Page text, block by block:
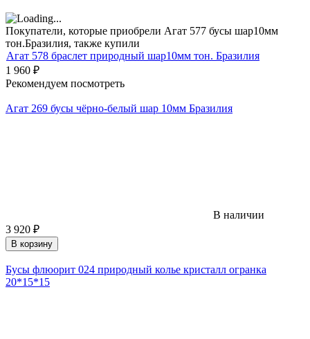
Покупатели, которые приобрели Агат 577 бусы шар10мм
тон.Бразилия, также купили
Агат 578 браслет природный шар10мм тон. Бразилия
1 960 ₽
Рекомендуем посмотреть
Агат 269 бусы чёрно-белый шар 10мм Бразилия
В наличии
3 920 ₽
В корзину
Бусы флюорит 024 природный колье кристалл огранка
20*15*15